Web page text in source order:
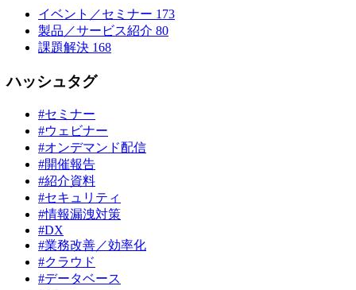
イベント／セミナー 173
製品／サービス紹介 80
課題解決 168
ハッシュタグ
#セミナー
#ウェビナー
#オンデマンド配信
#開催報告
#紹介資料
#セキュリティ
#情報漏洩対策
#DX
#業務改善／効率化
#クラウド
#データベース